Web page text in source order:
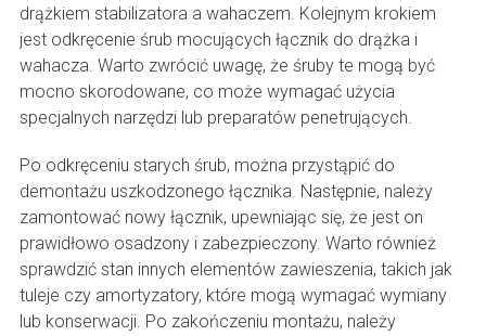
drążkiem stabilizatora a wahaczem. Kolejnym krokiem
jest odkręcenie śrub mocujących łącznik do drążka i
wahacza. Warto zwrócić uwagę, że śruby te mogą być
mocno skorodowane, co może wymagać użycia
specjalnych narzędzi lub preparatów penetrujących.
Po odkręceniu starych śrub, można przystąpić do
demontażu uszkodzonego łącznika. Następnie, należy
zamontować nowy łącznik, upewniając się, że jest on
prawidłowo osadzony i zabezpieczony. Warto również
sprawdzić stan innych elementów zawieszenia, takich jak
tuleje czy amortyzatory, które mogą wymagać wymiany
lub konserwacji. Po zakończeniu montażu, należy